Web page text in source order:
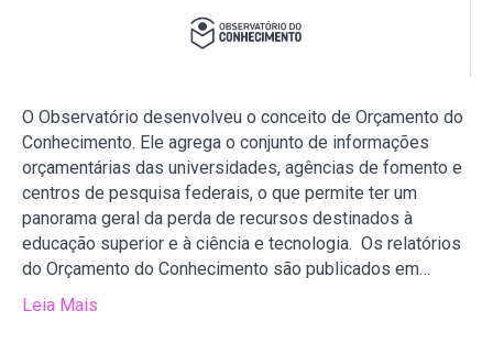
O Observatório desenvolveu o conceito de Orçamento do
Conhecimento. Ele agrega o conjunto de informações
orçamentárias das universidades, agências de fomento e
centros de pesquisa federais, o que permite ter um
panorama geral da perda de recursos destinados à
educação superior e à ciência e tecnologia. Os relatórios
do Orçamento do Conhecimento são publicados em…
Leia Mais